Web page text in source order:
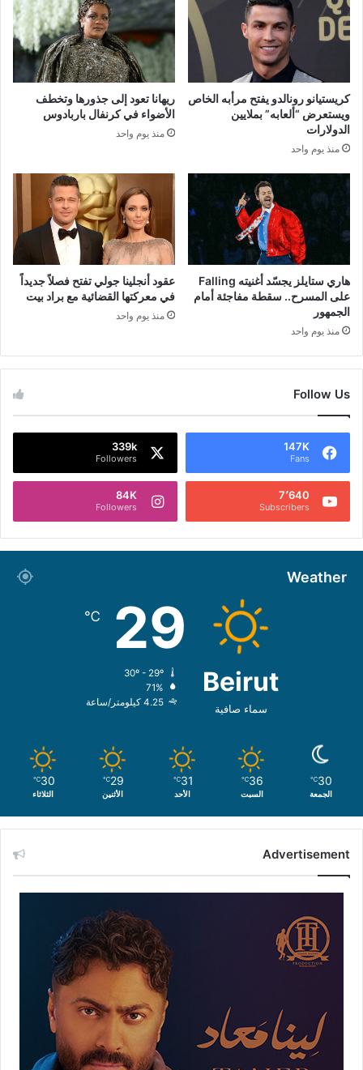
كريستيانو رونالدو يفتح مرأبه الخاص
ويستعرض “ألعابه” بملايين
الدولارات
منذ يوم واحد
ريهانا تعود إلى جذورها وتخطف
الأضواء في كرنفال باربادوس
منذ يوم واحد
هاري ستايلز يجسّد أغنيته Falling
على المسرح.. سقطة مفاجئة أمام
الجمهور
منذ يوم واحد
عقود أنجلينا جولي تفتح فصلاً جديداً
في معركتها القضائية مع براد بيت
منذ يوم واحد
Follow Us
147K
Fans
339k
Followers
7٬640
Subscribers
84K
Followers
Weather
Beirut
سماء صافية
29
℃
71%
4.25 كيلومتر/ساعة
30
℃
الجمعة
36
℃
السبت
31
℃
الأحد
29
℃
الأثنين
30
℃
الثلاثاء
Advertisement